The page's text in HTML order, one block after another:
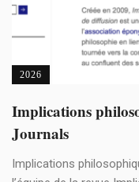
2026
Implications
Journals
Implications